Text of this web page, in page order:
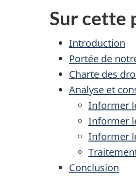
Sur cette
Introduction
Portée de
Charte des
Analyse et
Informer
Informer
Informer
Conclusion